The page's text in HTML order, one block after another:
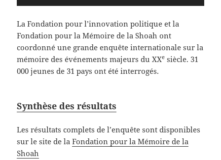
La Fondation pour l’innovation politique et la
Fondation pour la Mémoire de la Shoah ont
coordonné une grande enquête internationale sur la
mémoire des événements majeurs du XXe siècle. 31
000 jeunes de 31 pays ont été interrogés.
Synthèse des résultats
Les résultats complets de l’enquête sont disponibles
sur le site de laFondation pour la Mémoire de la
Shoah